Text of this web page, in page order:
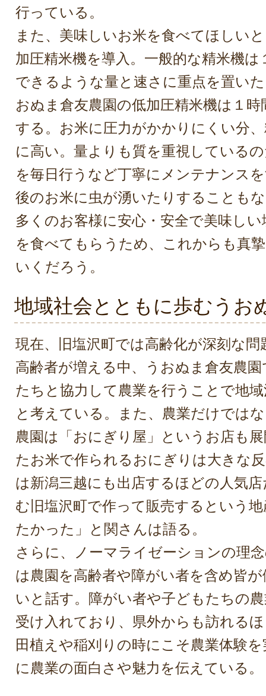
行っている。
また、美味しいお米を食べてほしい
加圧精米機を導入。一般的な精米機
できるような量と速さに重点を置い
おぬま倉友農園の低加圧精米機は１
する。お米に圧力がかかりにくい分
に高い。量よりも質を重視している
を毎日行うなど丁寧にメンテナンス
後のお米に虫が湧いたりすることも
多くのお客様に安心・安全で美味し
を食べてもらうため、これからも真
いくだろう。
地域社会とともに歩むうお
現在、旧塩沢町では高齢化が深刻な
高齢者が増える中、うおぬま倉友農
たちと協力して農業を行うことで地
と考えている。また、農業だけでは
農園は「おにぎり屋」というお店も
たお米で作られるおにぎりは大きな
は新潟三越にも出店するほどの人気
む旧塩沢町で作って販売するという
たかった」と関さんは語る。
さらに、ノーマライゼーションの理
は農園を高齢者や障がい者を含め皆
いと話す。障がい者や子どもたちの
受け入れており、県外からも訪れる
田植えや稲刈りの時にこそ農業体験
に農業の面白さや魅力を伝えている。